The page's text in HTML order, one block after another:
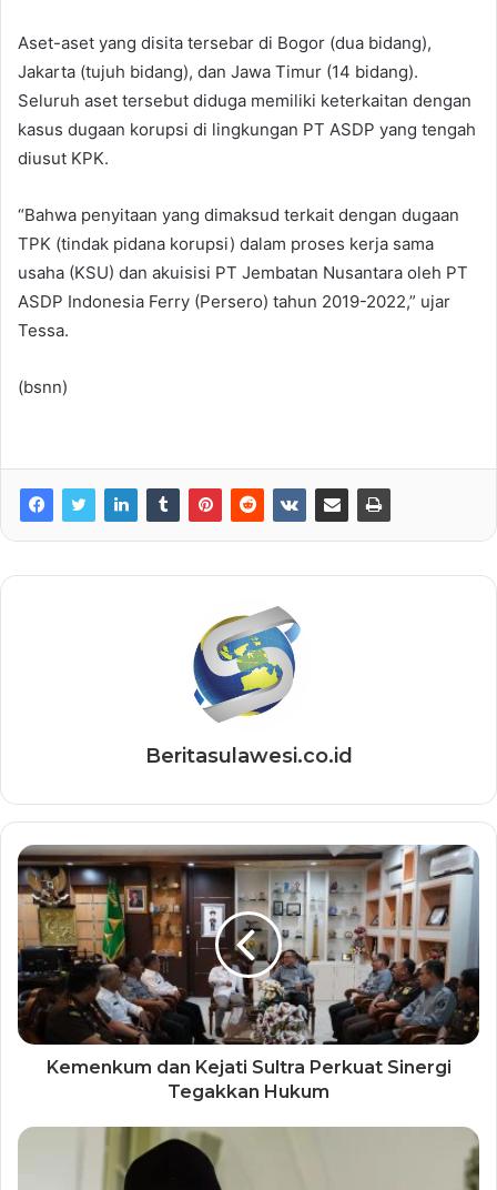
Aset-aset yang disita tersebar di Bogor (dua bidang),
Jakarta (tujuh bidang), dan Jawa Timur (14 bidang).
Seluruh aset tersebut diduga memiliki keterkaitan dengan
kasus dugaan korupsi di lingkungan PT ASDP yang tengah
diusut KPK.
“Bahwa penyitaan yang dimaksud terkait dengan dugaan
TPK (tindak pidana korupsi) dalam proses kerja sama
usaha (KSU) dan akuisisi PT Jembatan Nusantara oleh PT
ASDP Indonesia Ferry (Persero) tahun 2019-2022,” ujar
Tessa.
(bsnn)
Beritasulawesi.co.id
Kemenkum dan Kejati Sultra Perkuat Sinergi
Tegakkan Hukum